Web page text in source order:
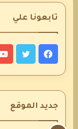
تابعونا علي
فيسبوكتويتر
جديد الموقع